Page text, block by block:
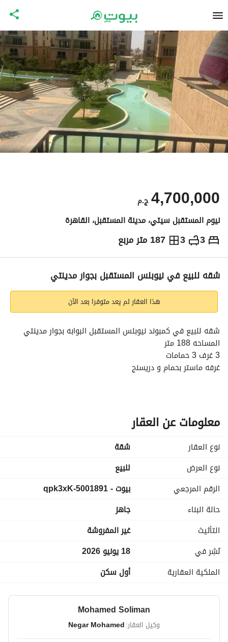
ج.م4,700,000
نيوم المستقبل سيتي، مدينة المستقبل، القاهرة
3
3 187 متر مربع ج.م4,700,000
التفاصيل الاتجاهات والمؤشرات رهن عقاري
شقه للبيع في نيوبلس المستقبل بجوار مدينتي
هذا العقار لم يعد متوفرا بعد الآن
شقه للبيع في كمبوند نيوبلس المستقبل البوابه بجوار مدينتي
المساحه 188 متر
3 غرف 3 حمامات
غرفه ماستر بحمام و دريسنج
السعر 4.700. 000
للتواصل / نيجار عرض معلومات الاتصال
معلومات عن العقار
نوع العقار
شقة
نوع العرض
للبيع
الرقم المرجعي
بيوت - 5001891-qpk3xK
حالة البناء
جاهز
التأثيث
غير المفروشة
نُشِر في
18 يونيو 2026
الملكية العقارية
أول سكن
Mohamed Soliman
وكيل العقار:Negar Mohamed